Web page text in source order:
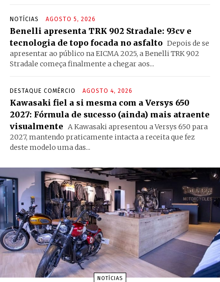
NOTÍCIAS AGOSTO 5, 2026
Benelli apresenta TRK 902 Stradale: 93cv e
tecnologia de topo focada no asfalto Depois de se
apresentar ao público na EICMA 2025, a Benelli TRK 902
Stradale começa finalmente a chegar aos...
DESTAQUE COMÉRCIO AGOSTO 4, 2026
Kawasaki fiel a si mesma com a Versys 650
2027: Fórmula de sucesso (ainda) mais atraente
visualmente
A Kawasaki apresentou a Versys 650 para
2027, mantendo praticamente intacta a receita que fez
deste modelo uma das...
NOTÍCIAS